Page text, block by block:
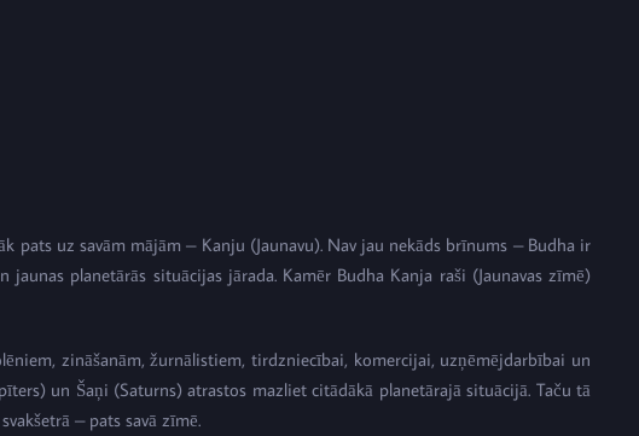
uz savām mājām – Kanju (Jaunavu). Nav jau nekāds brīnums – Budha ir
planetārās situācijas jārada. Kamēr Budha Kanja raši (Jaunavas zīmē)
zināšanām, žurnālistiem, tirdzniecībai, komercijai, uzņēmējdarbībai un
un Šaņi (Saturns) atrastos mazliet citādākā planetārajā situācijā. Taču tā
– pats savā zīmē.